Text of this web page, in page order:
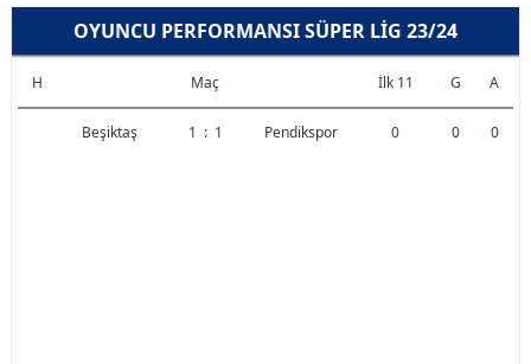
OYUNCU PERFORMANSI SÜPER LIG 23/24
H Maç İlk 11 G A
Beşiktaş 1 : 1 Pendikspor 0 0 0